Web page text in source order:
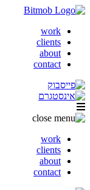
work
clients
about
contact
work
clients
about
contact